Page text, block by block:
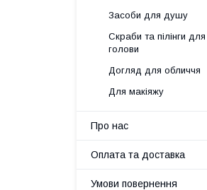
Засоби для душу
Скраби та пілінги
голови
Догляд для обличчя
Для макіяжу
Про нас
Оплата та доставка
Умови повернення